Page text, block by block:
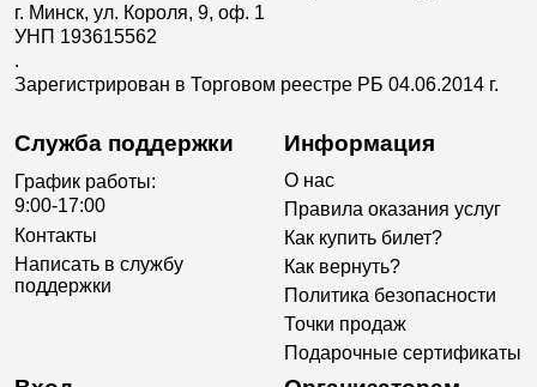
г. Минск, ул. Короля, 9, оф. 1
УНП 193615562
.
Зарегистрирован в Торговом реестре РБ 04.06.2014 г.
Служба поддержки
График работы:
9:00-17:00
Контакты
Написать в службу
поддержки
Информация
О нас
Правила оказания услуг
Как купить билет?
Как вернуть?
Политика безопасности
Точки продаж
Подарочные сертификаты